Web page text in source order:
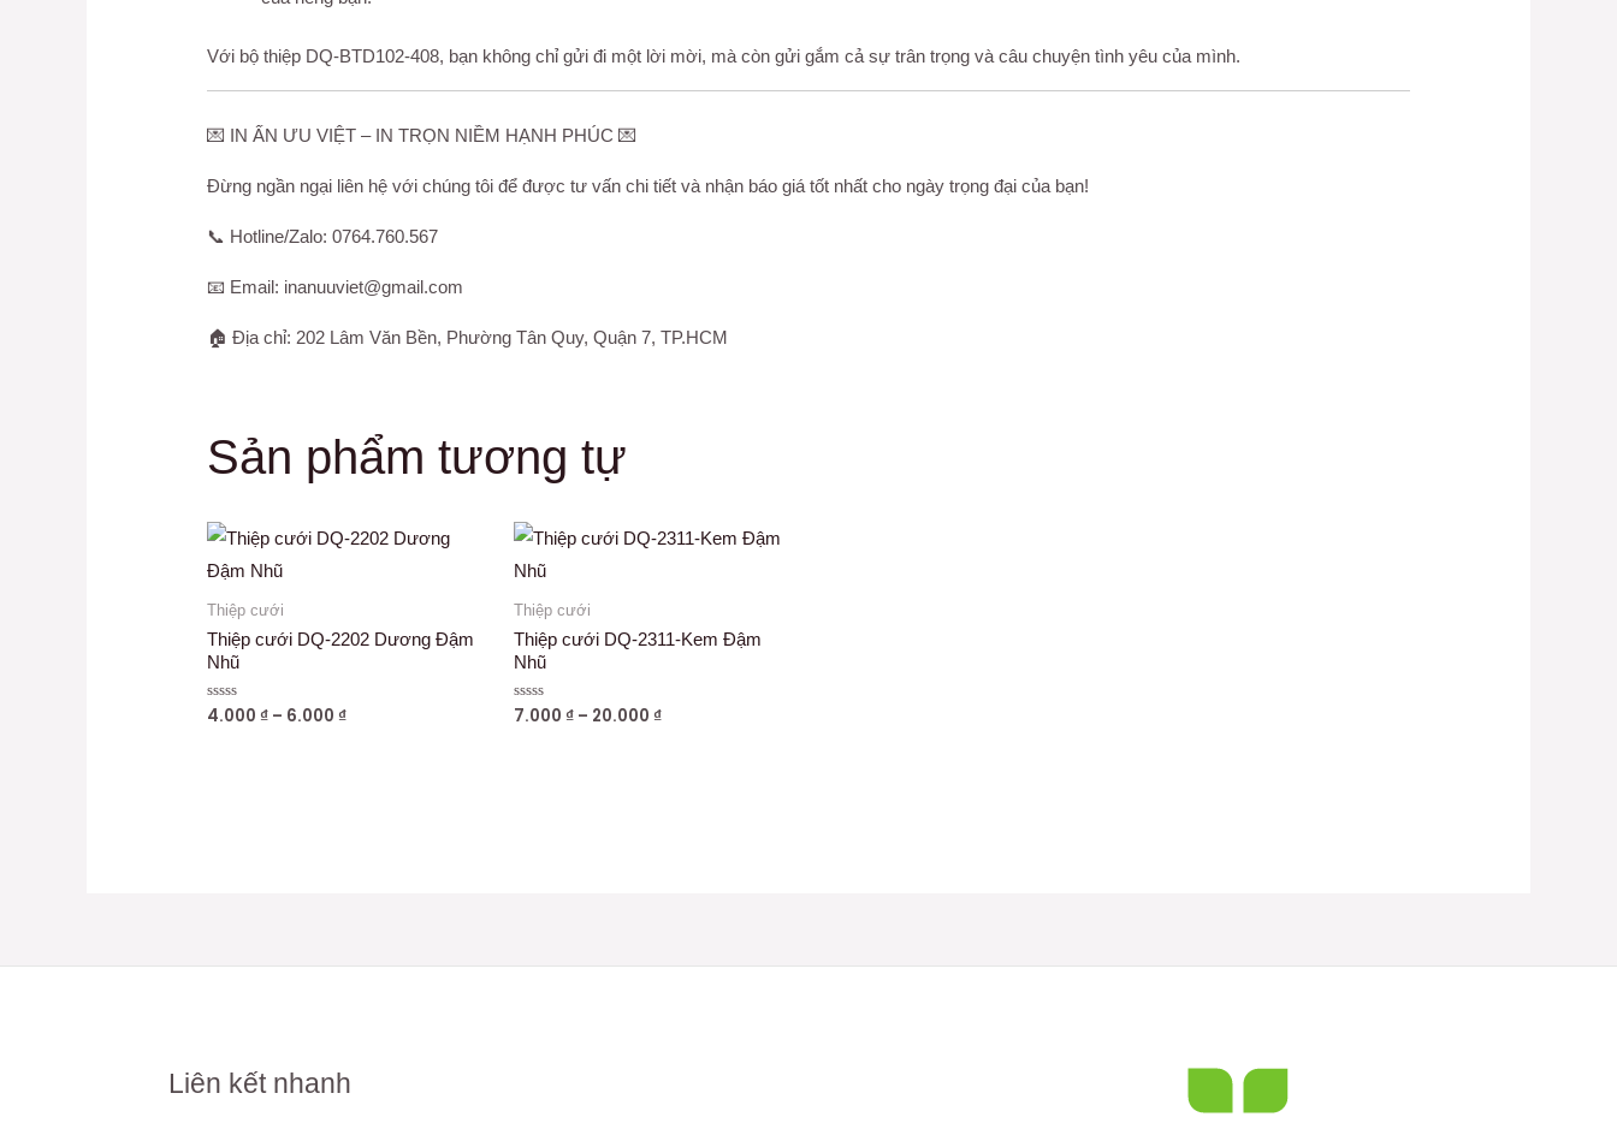
Với bộ thiệp DQ-BTD102-408, bạn không chỉ gửi đi một lời mời, mà còn gửi gắm cả sự trân trọng và câu chuyện tình yêu của mình.
💌 IN ẤN ƯU VIỆT – IN TRỌN NIỀM HẠNH PHÚC 💌
Đừng ngần ngại liên hệ với chúng tôi để được tư vấn chi tiết và nhận báo giá tốt nhất cho ngày trọng đại của bạn!
📞 Hotline/Zalo: 0764.760.567
📧 Email: inanuuviet@gmail.com
🏠 Địa chỉ: 202 Lâm Văn Bền, Phường Tân Quy, Quận 7, TP.HCM
Sản phẩm tương tự
Thiệp cưới
Thiệp cưới DQ-2202 Dương Đậm
Nhũ
Được
4.000 ₫ – 6.000 ₫
Thiệp cưới
Thiệp cưới DQ-2311-Kem Đậm
Nhũ
Được
7.000 ₫ – 20.000 ₫
Liên kết nhanh